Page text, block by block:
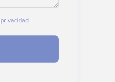
privacidad